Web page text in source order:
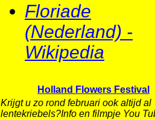
Floriade
(Nederland) -
Wikipedia
Holland Flowers Festival
Krijgt u zo rond februari ook altijd al
lentekriebels?Info en filmpje You